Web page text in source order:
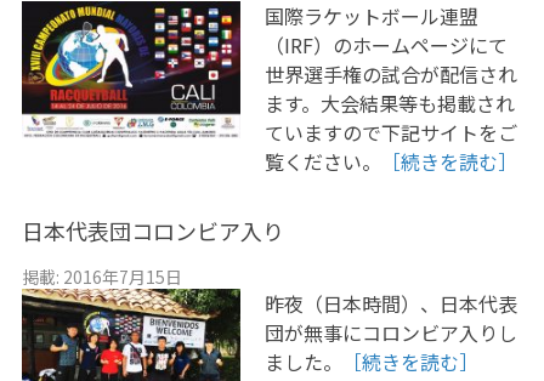
国際ラケットボール連盟
（IRF）のホームページにて
世界選手権の試合が配信され
ます。大会結果等も掲載され
ていますので下記サイトをご
覧ください。
［続きを読む］
日本代表団コロンビア入り
掲載: 2016年7月15日
昨夜（日本時間）、日本代表
団が無事にコロンビア入りし
ました。
［続きを読む］